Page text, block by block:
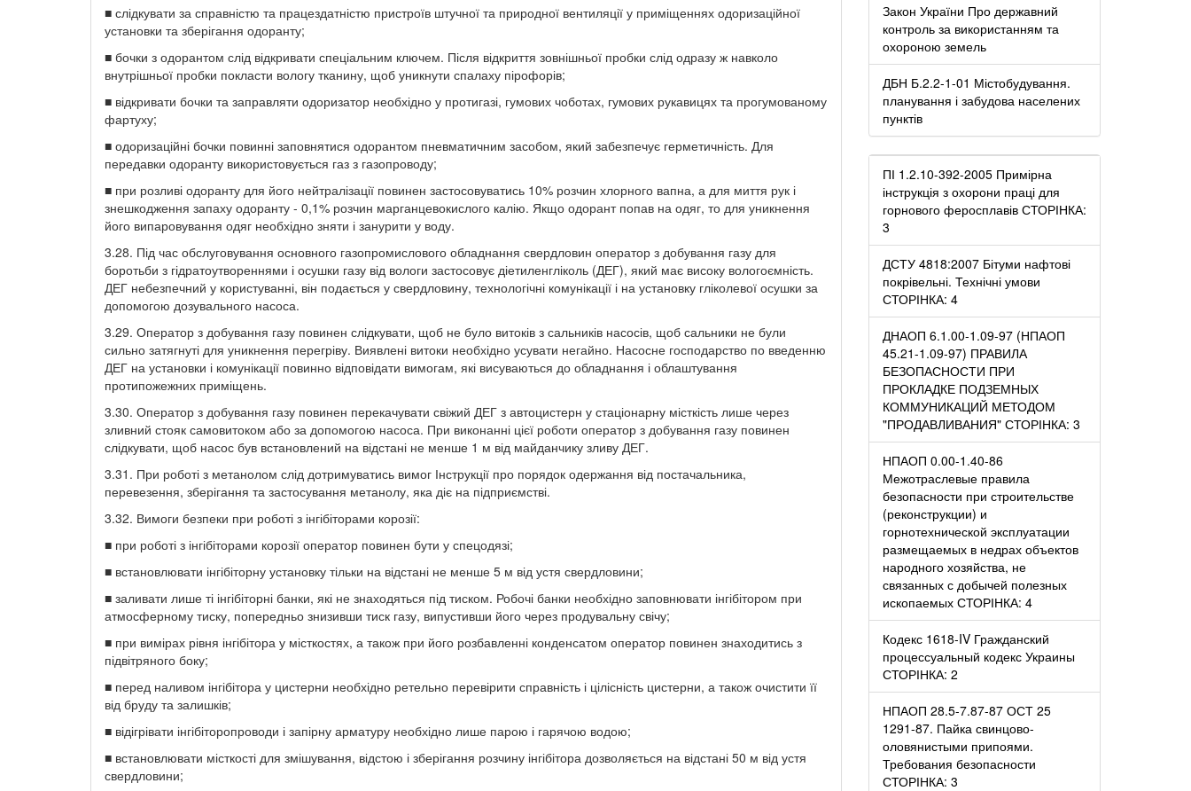
■ слідкувати за справністю та працездатністю пристроїв штучної та природної вентиляції у приміщеннях одоризаційної
установки та зберігання одоранту;
■ бочки з одорантом слід відкривати спеціальним ключем. Після відкриття зовнішньої пробки слід одразу ж навколо
внутрішньої пробки покласти вологу тканину, щоб уникнути спалаху пірофорів;
■ відкривати бочки та заправляти одоризатор необхідно у протигазі, гумових чоботах, гумових рукавицях та прогумованому
фартуху;
■ одоризаційні бочки повинні заповнятися одорантом пневматичним засобом, який забезпечує герметичність. Для
передавки одоранту використовується газ з газопроводу;
■ при розливі одоранту для його нейтралізації повинен застосовуватись 10% розчин хлорного вапна, а для миття рук і
знешкодження запаху одоранту - 0,1% розчин марганцевокислого калію. Якщо одорант попав на одяг, то для уникнення
його випаровування одяг необхідно зняти і занурити у воду.
3.28. Під час обслуговування основного газопромислового обладнання свердловин оператор з добування газу для
боротьби з гідратоутвореннями і осушки газу від вологи застосовує діетиленгліколь (ДЕГ), який має високу вологоємність.
ДЕГ небезпечний у користуванні, він подається у свердловину, технологічні комунікації і на установку гліколевої осушки за
допомогою дозувального насоса.
3.29. Оператор з добування газу повинен слідкувати, щоб не було витоків з сальників насосів, щоб сальники не були
сильно затягнуті для уникнення перегріву. Виявлені витоки необхідно усувати негайно. Насосне господарство по введенню
ДЕГ на установки і комунікації повинно відповідати вимогам, які висуваються до обладнання і облаштування
протипожежних приміщень.
3.30. Оператор з добування газу повинен перекачувати свіжий ДЕГ з автоцистерн у стаціонарну місткість лише через
зливний стояк самовитоком або за допомогою насоса. При виконанні цієї роботи оператор з добування газу повинен
слідкувати, щоб насос був встановлений на відстані не менше 1 м від майданчику зливу ДЕГ.
3.31. При роботі з метанолом слід дотримуватись вимог Інструкції про порядок одержання від постачальника,
перевезення, зберігання та застосування метанолу, яка діє на підприємстві.
3.32. Вимоги безпеки при роботі з інгібіторами корозії:
■ при роботі з інгібіторами корозії оператор повинен бути у спецодязі;
■ встановлювати інгібіторну установку тільки на відстані не менше 5 м від устя свердловини;
■ заливати лише ті інгібіторні банки, які не знаходяться під тиском. Робочі банки необхідно заповнювати інгібітором при
атмосферному тиску, попередньо знизивши тиск газу, випустивши його через продувальну свічу;
■ при вимірах рівня інгібітора у місткостях, а також при його розбавленні конденсатом оператор повинен знаходитись з
підвітряного боку;
■ перед наливом інгібітора у цистерни необхідно ретельно перевірити справність і цілісність цистерни, а також очистити її
від бруду та залишків;
■ відігрівати інгібіторопроводи і запірну арматуру необхідно лише парою і гарячою водою;
■ встановлювати місткості для змішування, відстою і зберігання розчину інгібітора дозволяється на відстані 50 м від устя
свердловини;
Закон України Про державний
контроль за використанням та
охороною земель
ДБН Б.2.2-1-01 Містобудування.
планування і забудова населених
пунктів
ПІ 1.2.10-392-2005 Примірна
інструкція з охорони праці для
горнового феросплавів СТОРІНКА:
3
ДСТУ 4818:2007 Бітуми нафтові
покрівельні. Технічні умови
СТОРІНКА: 4
ДНАОП 6.1.00-1.09-97 (НПАОП
45.21-1.09-97) ПРАВИЛА
БЕЗОПАСНОСТИ ПРИ
ПРОКЛАДКЕ ПОДЗЕМНЫХ
КОММУНИКАЦИЙ МЕТОДОМ
"ПРОДАВЛИВАНИЯ" СТОРІНКА: 3
НПАОП 0.00-1.40-86
Межотраслевые правила
безопасности при строительстве
(реконструкции) и
горнотехнической эксплуатации
размещаемых в недрах объектов
народного хозяйства, не
связанных с добычей полезных
ископаемых СТОРІНКА: 4
Кодекс 1618-IV Гражданский
процессуальный кодекс Украины
СТОРІНКА: 2
НПАОП 28.5-7.87-87 ОСТ 25
1291-87. Пайка свинцово-
оловянистыми припоями.
Требования безопасности
СТОРІНКА: 3